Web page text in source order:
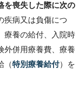
を喪失した際に次の
疾病又は負傷につ
、療養の給付、入院時
外併用療養費、療養
（特別療養給付）を